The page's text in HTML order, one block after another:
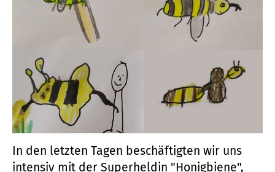
In den letzten Tagen beschäftigten wir uns
intensiv mit der Superheldin "Honigbiene",
dem schwarz gelben Insekt mit großer
Leistung.